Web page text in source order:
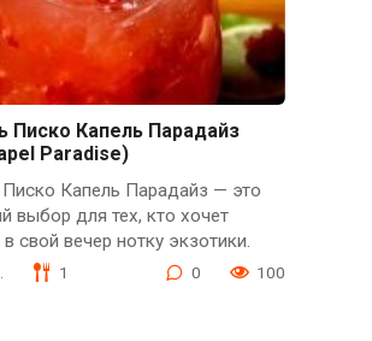
Писко Капель Парадайз
Paradise)
Писко Капель Парадайз — это
выбор для тех, кто хочет
свой вечер нотку экзотики.
1 0 100